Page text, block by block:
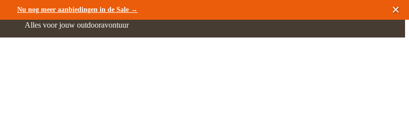
Nu nog meer aanbiedingen in de Sale →
Alles voor jouw outdooravontuur